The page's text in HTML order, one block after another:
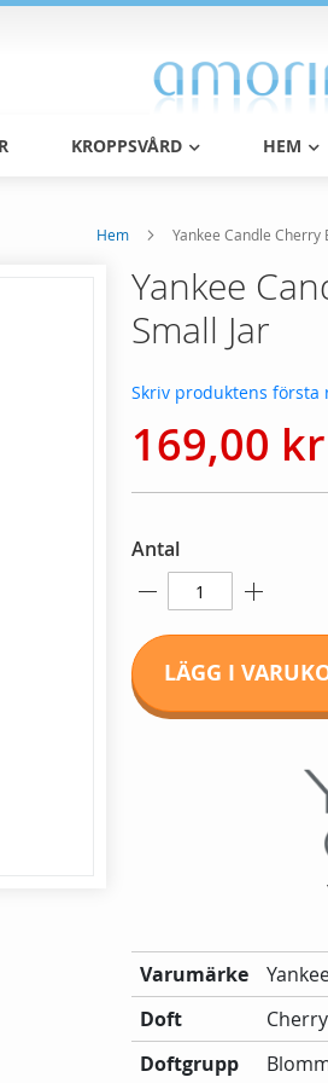
KROPPSVÅRD HEM
Hem Yankee Candle Cherry
Yankee
Small Jar
Skriv produktens första
169,00 kr
Antal
LÄGG I
Mer
information:
Varumärke
Doft
Doftgrupp